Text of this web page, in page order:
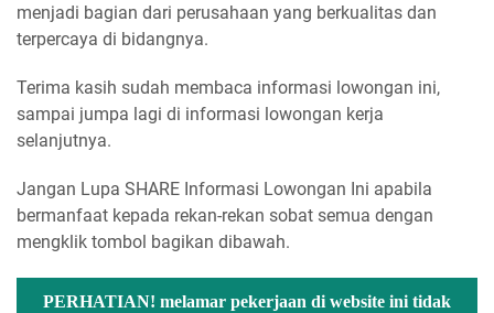
menjadi bagian dari perusahaan yang berkualitas dan
terpercaya di bidangnya.
Terima kasih sudah membaca informasi lowongan ini,
sampai jumpa lagi di informasi lowongan kerja
selanjutnya.
Jangan Lupa SHARE Informasi Lowongan Ini apabila
bermanfaat kepada rekan-rekan sobat semua dengan
mengklik tombol bagikan dibawah.
PERHATIAN! melamar pekerjaan di website ini tidak